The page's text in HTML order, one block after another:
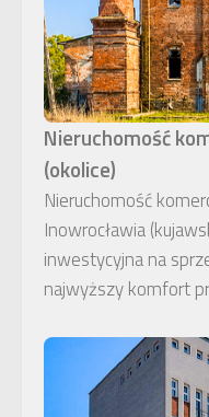
Nieruchomość
(okolice)
Nieruchomość
Inowrocławia
inwestycyjna na
najwyższy komfort